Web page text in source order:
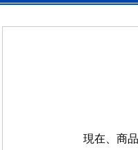
現在、商